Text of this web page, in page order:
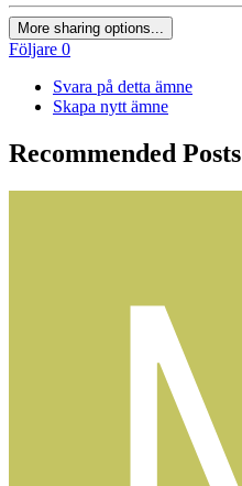
More sharing options...
Följare 0
Svara på detta ämne
Skapa nytt ämne
Recommended Posts